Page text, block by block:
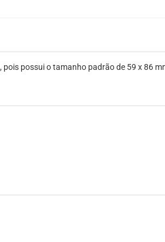
possui o tamanho padrão de 59 x 86